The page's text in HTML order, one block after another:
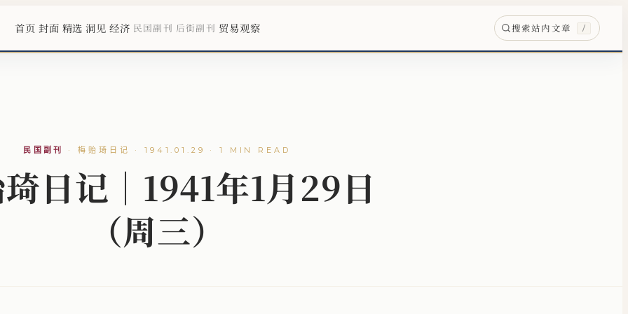
首页 封面 精选 洞见 经济 民国副刊 后街副刊 贸易观察 搜索站内文章 /
民国副刊 ·梅贻琦日记 · 1941.01.29 · 1 MIN READ
日记｜1941年1月29日
（周三）